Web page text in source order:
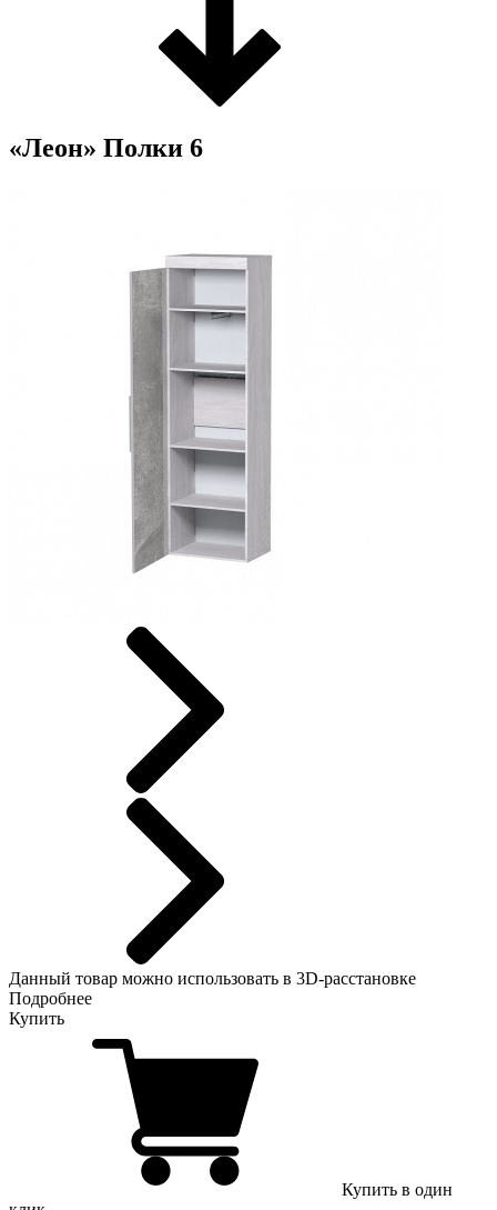
«Леон» Полки 6
Данный товар можно использовать в 3D-расстановке
Подробнее
Купить
Купить в один